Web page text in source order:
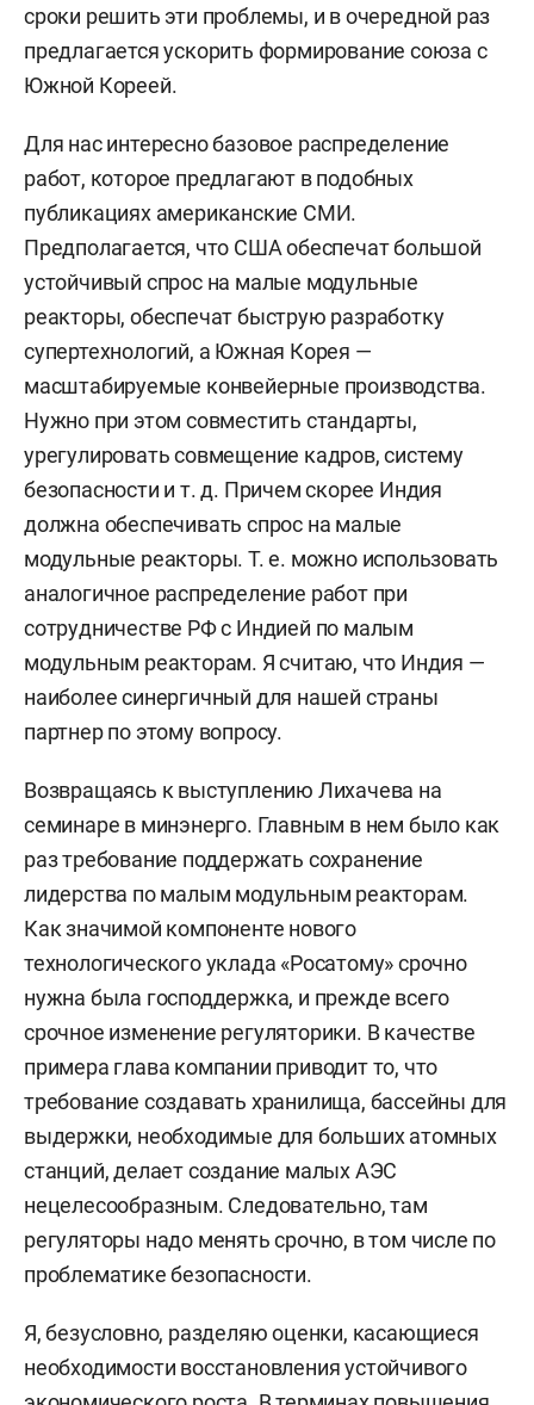
сроки решить эти проблемы, и в очередной раз
предлагается ускорить формирование союза с
Южной Кореей.
Для нас интересно базовое распределение
работ, которое предлагают в подобных
публикациях американские СМИ.
Предполагается, что США обеспечат большой
устойчивый спрос на малые модульные
реакторы, обеспечат быструю разработку
супертехнологий, а Южная Корея —
масштабируемые конвейерные производства.
Нужно при этом совместить стандарты,
урегулировать совмещение кадров, систему
безопасности и т. д. Причем скорее Индия
должна обеспечивать спрос на малые
модульные реакторы. Т. е. можно использовать
аналогичное распределение работ при
сотрудничестве РФ с Индией по малым
модульным реакторам. Я считаю, что Индия —
наиболее синергичный для нашей страны
партнер по этому вопросу.
Возвращаясь к выступлению Лихачева на
семинаре в минэнерго. Главным в нем было как
раз требование поддержать сохранение
лидерства по малым модульным реакторам.
Как значимой компоненте нового
технологического уклада «Росатому» срочно
нужна была господдержка, и прежде всего
срочное изменение регуляторики. В качестве
примера глава компании приводит то, что
требование создавать хранилища, бассейны для
выдержки, необходимые для больших атомных
станций, делает создание малых АЭС
нецелесообразным. Следовательно, там
регуляторы надо менять срочно, в том числе по
проблематике безопасности.
Я, безусловно, разделяю оценки, касающиеся
необходимости восстановления устойчивого